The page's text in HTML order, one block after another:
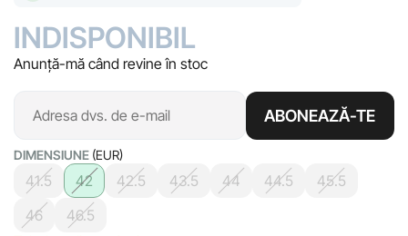
INDISPONIBIL
Anunță-mă când revine în stoc
ABONEAZĂ-TE
DIMENSIUNE (EUR)
41.5 42 42.5 43.5 44 44.5
45.5
46
46.5